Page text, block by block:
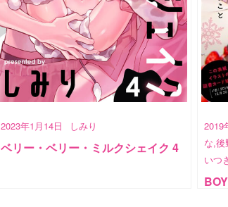
2023年1月14日 しみり
ベリー・ベリー・ミルクシェイク 4
2019
な,
いつ